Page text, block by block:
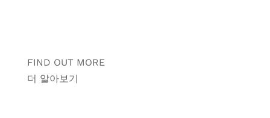
FIND OUT MORE
더 알아보기